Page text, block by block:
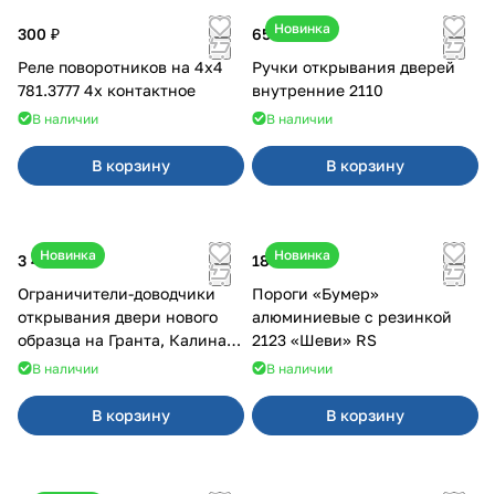
300 ₽
Реле поворотников на 4х4
781.3777 4х контактное
В наличии
В корзину
Новинка
650 ₽
Ручки открывания дверей
внутренние 2110
В наличии
В корзину
Новинка
3 400 ₽
Ограничители-доводчики
открывания двери нового
образца на Гранта, Калина 2,
Урбан
В наличии
В корзину
Новинка
18 000 ₽
Пороги «Бумер»
алюминиевые с резинкой
2123 «Шеви» RS
В наличии
В корзину